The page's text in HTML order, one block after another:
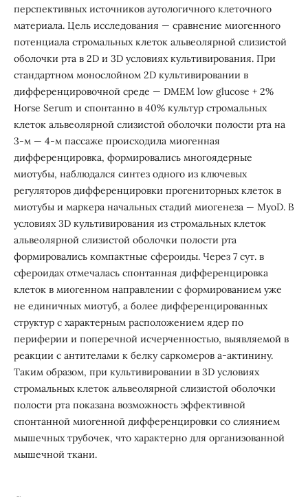
перспективных источников аутологичного клеточного
материала. Цель исследования — сравнение миогенного
потенциала стромальных клеток альвеолярной слизистой
оболочки рта в 2D и 3D условиях культивирования. При
стандартном монослойном 2D культивировании в
дифференцировочной среде — DMEM low glucose + 2%
Horse Serum и спонтанно в 40% культур стромальных
клеток альвеолярной слизистой оболочки полости рта на
3-м — 4-м пассаже происходила миогенная
дифференцировка, формировались многоядерные
миотубы, наблюдался синтез одного из ключевых
регуляторов дифференцировки прогениторных клеток в
миотубы и маркера начальных стадий миогенеза — MyoD. В
условиях 3D культивирования из стромальных клеток
альвеолярной слизистой оболочки полости рта
формировались компактные сфероиды. Через 7 сут. в
сфероидах отмечалась спонтанная дифференцировка
клеток в миогенном направлении с формированием уже
не единичных миотуб, а более дифференцированных
структур с характерным расположением ядер по
периферии и поперечной исчерченностью, выявляемой в
реакции с антителами к белку саркомеров a-актинину.
Таким образом, при культивировании в 3D условиях
стромальных клеток альвеолярной слизистой оболочки
полости рта показана возможность эффективной
спонтанной миогенной дифференцировки со слиянием
мышечных трубочек, что характерно для организованной
мышечной ткани.